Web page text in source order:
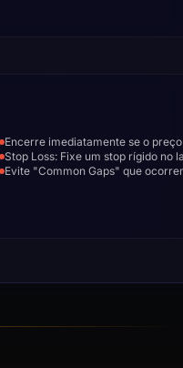
Encerre imediatamente se o
Stop Loss: Fixe um stop rígido no
Evite "Common Gaps" que